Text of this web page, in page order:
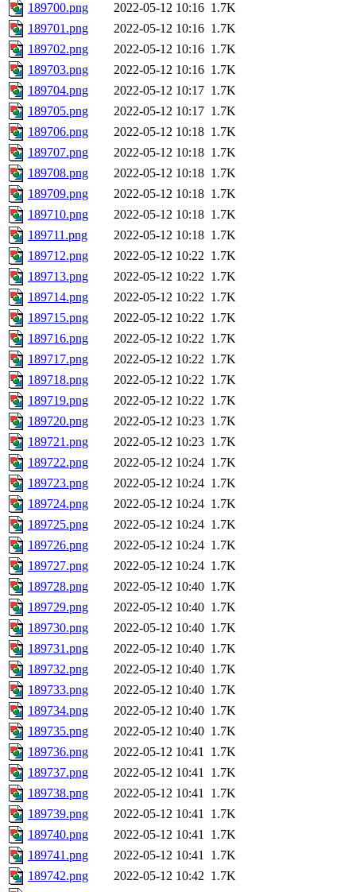
189700.png
2022-05-12 10:16 1.7K
189701.png
2022-05-12 10:16 1.7K
189702.png
2022-05-12 10:16 1.7K
189703.png
2022-05-12 10:16 1.7K
189704.png
2022-05-12 10:17 1.7K
189705.png
2022-05-12 10:17 1.7K
189706.png
2022-05-12 10:18 1.7K
189707.png
2022-05-12 10:18 1.7K
189708.png
2022-05-12 10:18 1.7K
189709.png
2022-05-12 10:18 1.7K
189710.png
2022-05-12 10:18 1.7K
189711.png
2022-05-12 10:18 1.7K
189712.png
2022-05-12 10:22 1.7K
189713.png
2022-05-12 10:22 1.7K
189714.png
2022-05-12 10:22 1.7K
189715.png
2022-05-12 10:22 1.7K
189716.png
2022-05-12 10:22 1.7K
189717.png
2022-05-12 10:22 1.7K
189718.png
2022-05-12 10:22 1.7K
189719.png
2022-05-12 10:22 1.7K
189720.png
2022-05-12 10:23 1.7K
189721.png
2022-05-12 10:23 1.7K
189722.png
2022-05-12 10:24 1.7K
189723.png
2022-05-12 10:24 1.7K
189724.png
2022-05-12 10:24 1.7K
189725.png
2022-05-12 10:24 1.7K
189726.png
2022-05-12 10:24 1.7K
189727.png
2022-05-12 10:24 1.7K
189728.png
2022-05-12 10:40 1.7K
189729.png
2022-05-12 10:40 1.7K
189730.png
2022-05-12 10:40 1.7K
189731.png
2022-05-12 10:40 1.7K
189732.png
2022-05-12 10:40 1.7K
189733.png
2022-05-12 10:40 1.7K
189734.png
2022-05-12 10:40 1.7K
189735.png
2022-05-12 10:40 1.7K
189736.png
2022-05-12 10:41 1.7K
189737.png
2022-05-12 10:41 1.7K
189738.png
2022-05-12 10:41 1.7K
189739.png
2022-05-12 10:41 1.7K
189740.png
2022-05-12 10:41 1.7K
189741.png
2022-05-12 10:41 1.7K
189742.png
2022-05-12 10:42 1.7K